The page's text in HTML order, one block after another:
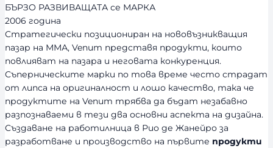
БЪРЗО РАЗВИВАЩАТА се МАРКА
2006 година
Стратегически позициониран на нововъзникващия
пазар на ММА, Venum представя продукти, които
повлияват на пазара и неговата конкуренция.
Съперническите марки по това време често страдат
от липса на оригиналност и лошо качество, така че
продуктите на Venum трябва да бъдат незабавно
разпознаваеми в тези два основни аспекта на дизайна.
Създаване на работилница в Рио де Жанейро за
разработване и производство на първите продукти